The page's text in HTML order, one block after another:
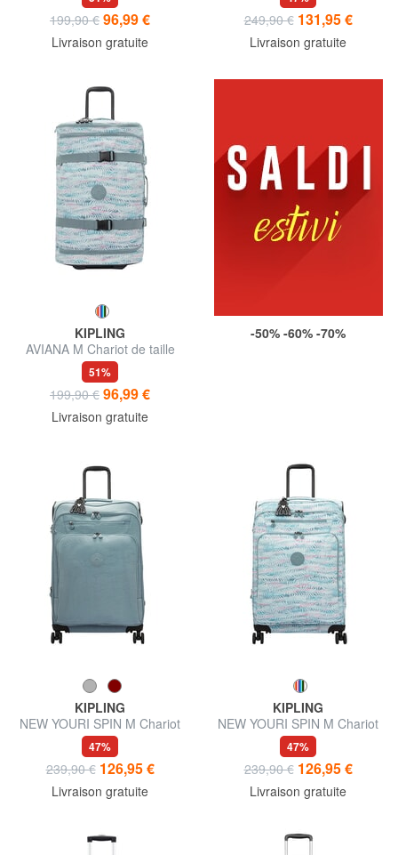
199,90 € 96,99 €
Livraison gratuite
249,90 € 131,95 €
Livraison gratuite
KIPLING
AVIANA M Chariot de taille
moyenne
51%
199,90 € 96,99 €
Livraison gratuite
-50% -60% -70%
KIPLING
NEW YOURI SPIN M Chariot
de taille moyenne
47%
239,90 € 126,95 €
Livraison gratuite
KIPLING
NEW YOURI SPIN M Chariot
extensible moyen
47%
239,90 € 126,95 €
Livraison gratuite